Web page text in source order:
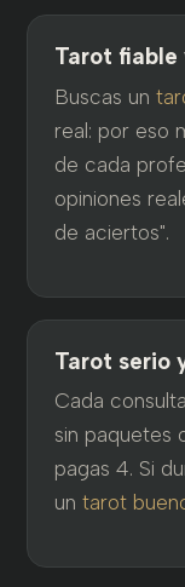
Tarot
Buscas un
real: por eso
de cada
opiniones
de aciertos".
Tarot serio
Cada
sin paquetes
pagas 4. Si
un tarot